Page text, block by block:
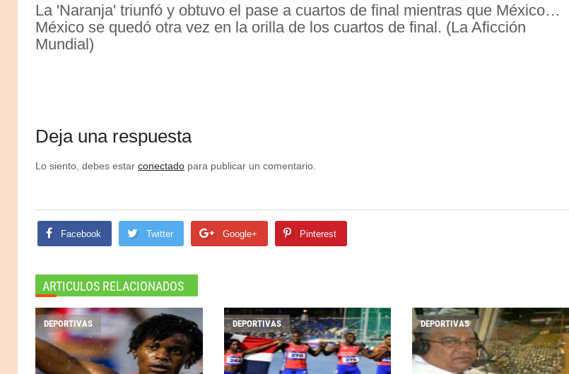
La 'Naranja' triunfó y obtuvo el pase a cuartos de final mientras que México…
México se quedó otra vez en la orilla de los cuartos de final. (La Aficción
Mundial)
Deja una respuesta
Lo siento, debes estar conectado para publicar un comentario.
Facebook Twitter Google+ Pinterest
ARTICULOS RELACIONADOS
DEPORTIVAS DEPORTIVAS DEPORTIVAS